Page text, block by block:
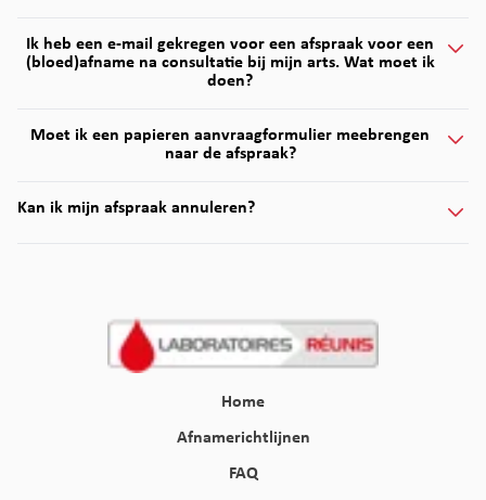
Ik heb een e-mail gekregen voor een afspraak voor een
(bloed)afname na consultatie bij mijn arts. Wat moet ik
doen?
Moet ik een papieren aanvraagformulier meebrengen
naar de afspraak?
Kan ik mijn afspraak annuleren?
Home
Afnamerichtlijnen
FAQ